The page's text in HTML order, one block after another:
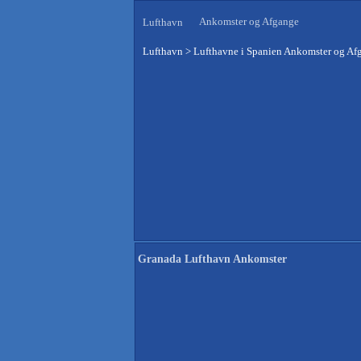
Lufthavn Ankomster og Afgange
Lufthavn > Lufthavne i Spanien Ankomster og
Granada Lufthavn Ankomster